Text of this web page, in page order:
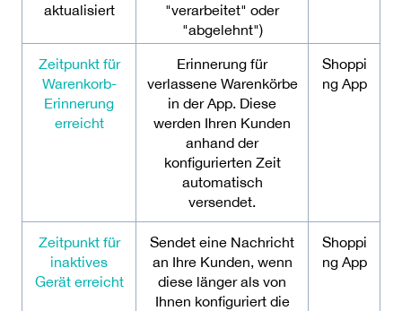
aktualisiert
"verarbeitet" oder
"abgelehnt")
Zeitpunkt für
Warenkorb-
Erinnerung
erreicht
Erinnerung für
verlassene Warenkörbe
in der App. Diese
werden Ihren Kunden
anhand der
konfigurierten Zeit
automatisch
versendet.
Shoppi
ng App
Zeitpunkt für
inaktives
Gerät erreicht
Sendet eine Nachricht
an Ihre Kunden, wenn
diese länger als von
Ihnen konfiguriert die
Shoppi
ng App